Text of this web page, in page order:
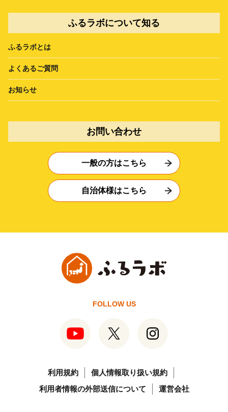
ふるラボについて知る
ふるラボとは
よくあるご質問
お知らせ
お問い合わせ
一般の方はこちら
自治体様はこちら
FOLLOW US
利用規約
個人情報取り扱い規約
利用者情報の外部送信について
運営会社